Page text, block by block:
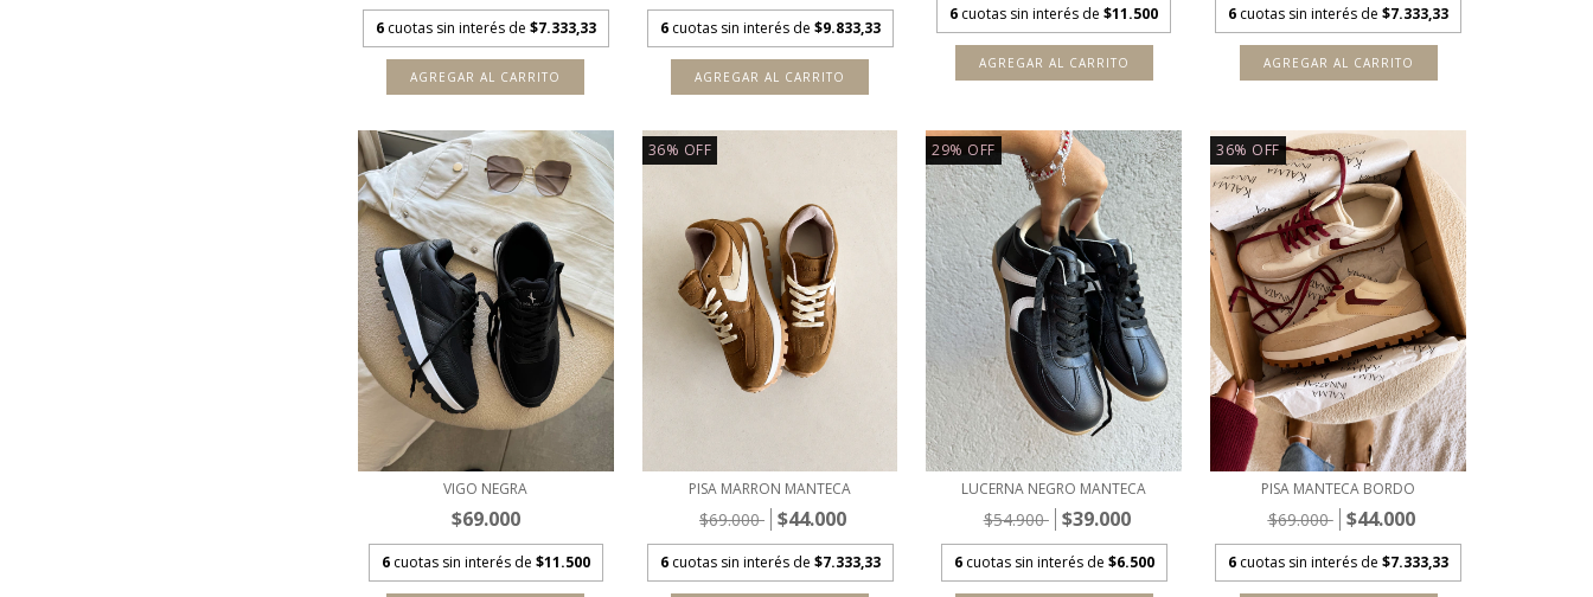
6 cuotas sin interés de $7.333,33
AGREGAR AL CARRITO
6 cuotas sin interés de $9.833,33
AGREGAR AL CARRITO
6 cuotas sin interés de$11.500
AGREGAR AL CARRITO
6 cuotas sin interés de$7.333,33
AGREGAR AL CARRITO
VIGO NEGRA
$69.000
6 cuotas sin interés de $11.500
36% OFF
PISA MARRON MANTECA
$69.000 $44.000
6 cuotas sin interés de $7.333,33
29% OFF
LUCERNA NEGRO MANTECA
$54.900 $39.000
6 cuotas sin interés de $6.500
36% OFF
PISA MANTECA BORDO
$69.000 $44.000
6 cuotas sin interés de$7.333,33